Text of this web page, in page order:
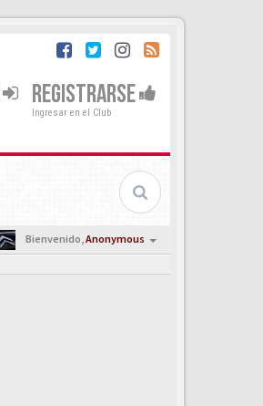
REGISTRARSE
Ingresar en el Club
Bienvenido,Anonymous